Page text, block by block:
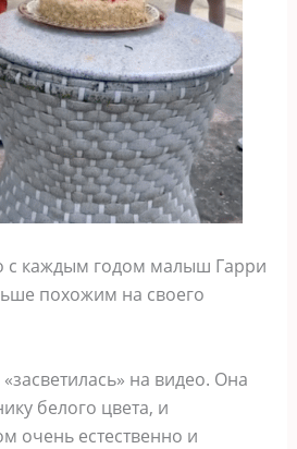
с каждым годом малыш Гарри
похожим на своего
на видео. Она
белого цвета, и
очень естественно и